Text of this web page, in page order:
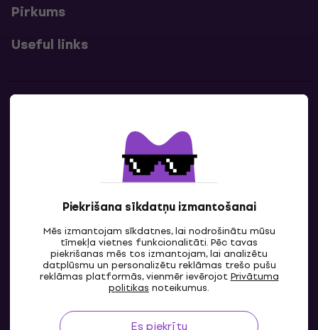
Piekrišana sīkdatņu izmantošanai
Mēs izmantojam sīkdatnes, lai nodrošinātu mūsu
tīmekļa vietnes funkcionalitāti. Pēc tavas
piekrišanas mēs tos izmantojam, lai analizētu
datplūsmu un personalizētu reklāmas trešo pušu
reklāmas platformās, vienmēr ievērojotPrivātuma
politikas noteikumus.
Es piekrītu
Pirkums
Useful links
Sazinies ar mums
LV